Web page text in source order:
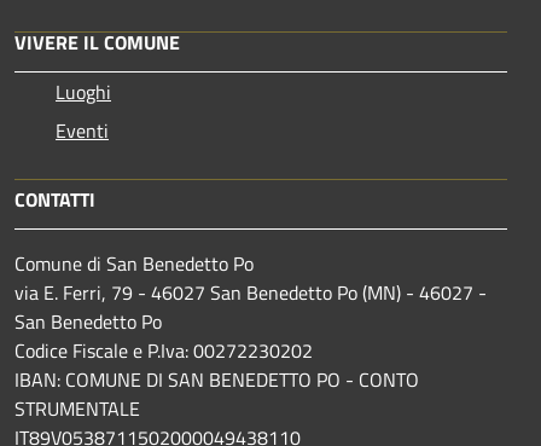
VIVERE IL COMUNE
Luoghi
Eventi
CONTATTI
Comune di San Benedetto Po
via E. Ferri, 79 - 46027 San Benedetto Po (MN) - 46027 -
San Benedetto Po
Codice Fiscale e P.Iva: 00272230202
IBAN: COMUNE DI SAN BENEDETTO PO - CONTO
STRUMENTALE
IT89V0538711502000049438110